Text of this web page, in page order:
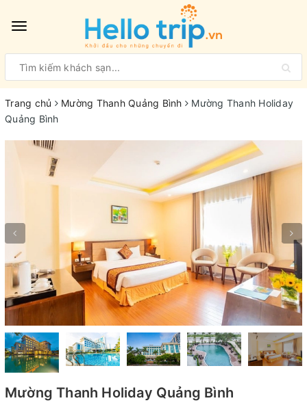
Toggle
Trang chủ Mường Thanh Quảng Bình
Mường Thanh Holiday
Quảng Bình
Mường Thanh Holiday Quảng Bình